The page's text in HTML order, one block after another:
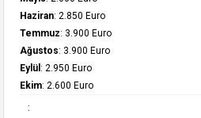
Haziran: 2.850 Euro
Temmuz: 3.900 Euro
Ağustos: 3.900 Euro
Eylül : 2.950 Euro
Ekim: 2.600 Euro
: